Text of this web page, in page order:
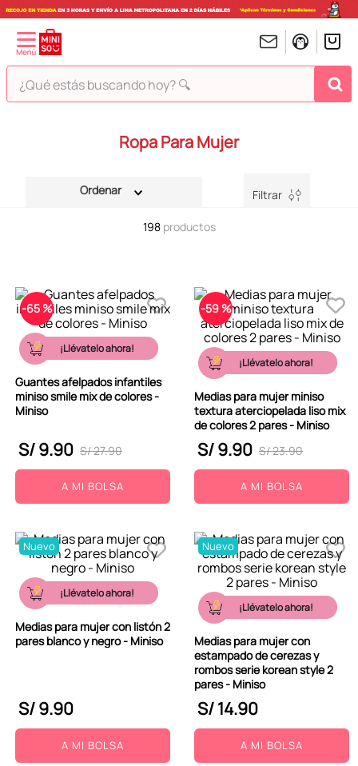
¿Qué estás buscando hoy? 🔍
Ropa Para Mujer
Filtrar
198 productos
-65 %
¡Llévatelo ahora!
Guantes afelpados infantiles
miniso smile mix de colores -
Miniso
S/27.90
S/9.90
A MI BOLSA
-59 %
¡Llévatelo ahora!
Medias para mujer miniso
textura aterciopelada liso mix
de colores 2 pares - Miniso
S/23.90
S/9.90
A MI BOLSA
Nuevo
¡Llévatelo ahora!
Medias para mujer con listón 2
pares blanco y negro - Miniso
S/9.90
A MI BOLSA
Nuevo
¡Llévatelo ahora!
Medias para mujer con
estampado de cerezas y
rombos serie korean style 2
pares - Miniso
S/14.90
A MI BOLSA
6.
harry potter
7.
tomatodo
.
stitch
9
peluche
10. kuromi